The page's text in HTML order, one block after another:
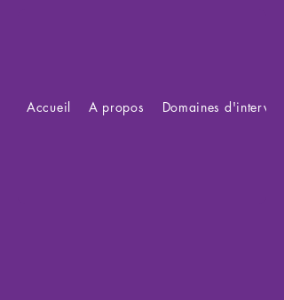
Accueil A propos Domaines